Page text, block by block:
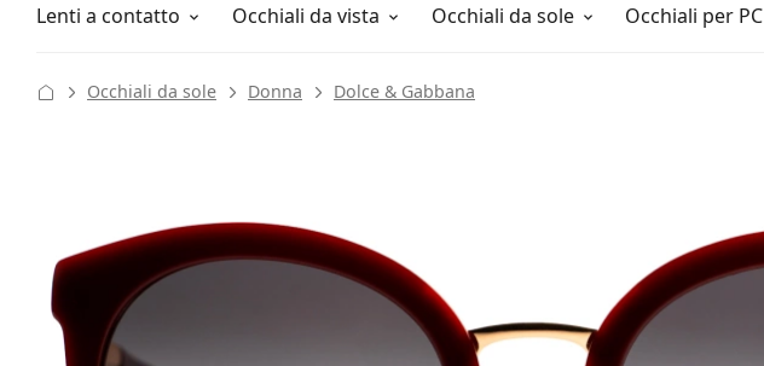
Lenti a contatto
Soluzioni Occhiali da vista Occhiali da sole Occhiali per PC
Tutto sugli acquisti
Occhiali da sole Donna Dolce & Gabbana